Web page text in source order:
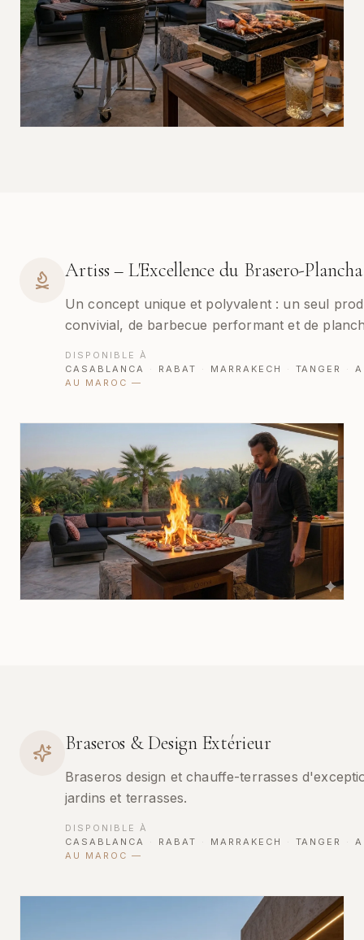
Artiss – L'Excellence du Brasero-Plancha
Un concept unique et polyvalent : un seul
convivial, de barbecue performant et de
DISPONIBLE À
CASABLANCA
· RABAT · MARRAKECH · TANGER ·
AU MAROC —
Braseros & Design Extérieur
Braseros design et chauffe-terrasses
jardins et terrasses.
DISPONIBLE À
CASABLANCA
· RABAT · MARRAKECH · TANGER ·
AU MAROC —